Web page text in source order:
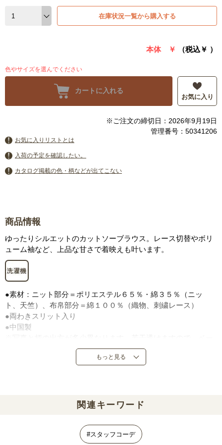
在庫状況一覧から購入する
本体 ￥ （税込￥ ）
色やサイズを選んでください
カートに入れる
お気に入り
※ご注文の締切日：2026年9月19日
管理番号：50341206
お気に入りリストとは
入荷の予定を確認したい。
カタログ掲載の色・柄などが出てこない
商品情報
ゆったりシルエットのカットソーブラウス。レース切替やボリ
ューム袖など、上品な甘さで着映えも叶います。
●素材：ニット部分＝ポリエステル６５％・綿３５％（ニッ
ト、天竺）、布帛部分＝綿１００％（織物、刺繍レース）
●両わきスリット入り
●中国製
ジュ系または同色のインナーのご着用をおすすめします。
もっと見る
関連キーワード
#スタッフコーデ